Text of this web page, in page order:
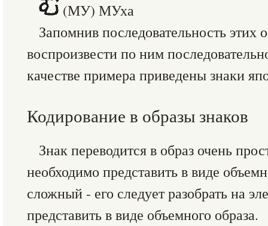
(МУ) МУха
Запомнив последовательность этих
воспроизвести по ним
качестве примера приведены знаки
Кодирование в образы знаков
Знак переводится в образ очень
необходимо представить в виде
сложный - его следует разобрать на
представить в виде объемного образа.